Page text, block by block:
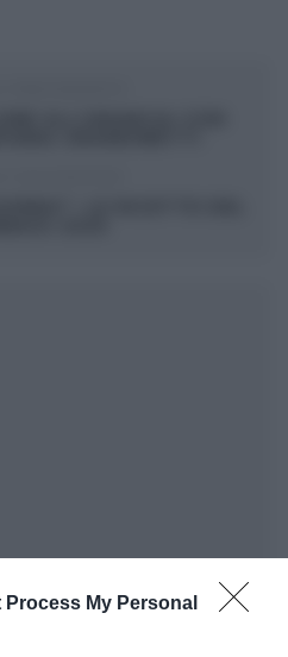
Process My Personal